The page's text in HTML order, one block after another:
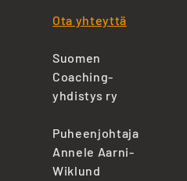
Ota yhteyttä
Suomen
Coaching-
yhdistys ry
Puheenjohtaja
Annele Aarni-
Wiklund